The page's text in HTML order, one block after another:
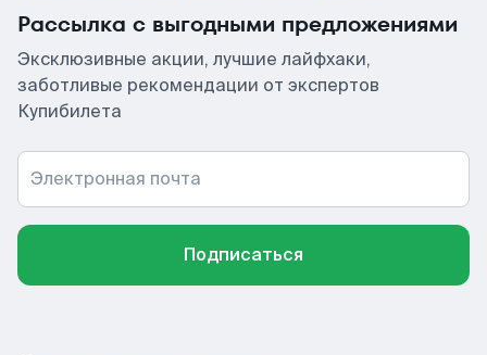
Рассылка с выгодными предложениями
Эксклюзивные акции, лучшие лайфхаки,
заботливые рекомендации от экспертов
Купибилета
Электронная почта
Подписаться